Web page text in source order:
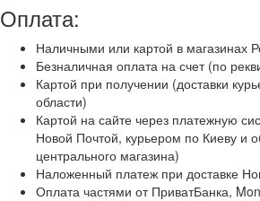
Оплата:
Наличными или картой в магазинах
Безналичная оплата на счет (по
Картой при получении (доставки
области)
Картой на сайте через платежную
Новой Почтой, курьером по Киеву и
центрального магазина)
Наложенный платеж при доставке
Оплата частями от ПриватБанка,